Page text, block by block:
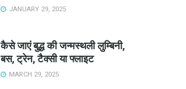
JANUARY 29, 2025
कैसे जाएं बुद्ध की जन्मस्थली लुम्बिनी,
बस, ट्रेन, टैक्सी या फ्लाइट
MARCH 29, 2025